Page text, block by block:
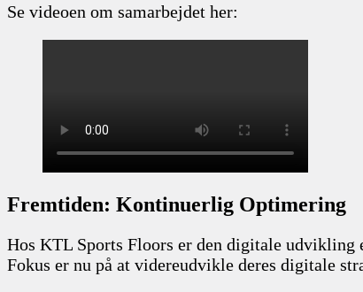
Se videoen om samarbejdet her:
Fremtiden: Kontinuerlig Optimering
Hos KTL Sports Floors er den digitale udvikling
Fokus er nu på at videreudvikle deres digitale